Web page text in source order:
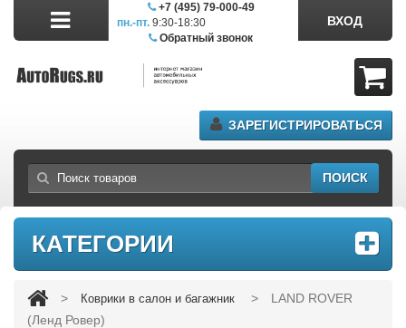
+7 (495) 79-000-49
пн.-пт. 9:30-18:30
Обратный звонок
ПОИСК
ВХОД
ЗАРЕГИСТРИРОВАТЬСЯ
КАТЕГОРИИ
> Коврики в салон и багажник >
LAND ROVER
(Ленд Ровер)